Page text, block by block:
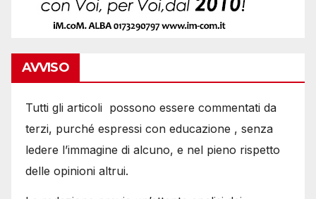
AVVISO
Tutti gli articoli possono essere commentati da
terzi, purché espressi con educazione , senza
ledere l’immagine di alcuno, e nel pieno rispetto
delle opinioni altrui.